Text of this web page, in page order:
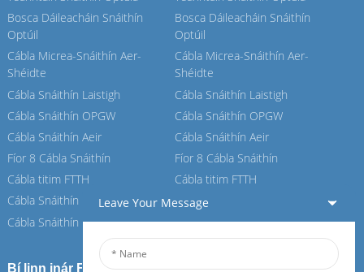
Bosca Dáileacháin Snáithín
Optúil
Cábla Micrea-Snáithín Aer-
Shéidte
Cábla Snáithín Laistigh
Cábla Snáithín OPGW
Cábla Snáithín Aeir
Fíor 8 Cábla Snáithín
Cábla titim FTTH
Cábla Snáithín ASU
Cábla Snáithín ADSS
Bosca Dáileacháin Snáithín
Optúil
Cábla Micrea-Snáithín Aer-
Shéidte
Cábla Snáithín Laistigh
Cábla Snáithín OPGW
Cábla Snáithín Aeir
Fíor 8 Cábla Snáithín
Cábla titim FTTH
Cábla Snáithín ASU
Cábla Snáithín ADSS
Bí linn inár Feiboer
Leave Your Message